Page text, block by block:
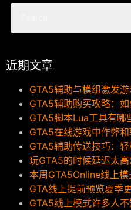
近期文章
GTA5辅助与模组激发
GTA5辅助购买攻略：
GTA5脚本Lua工具有哪
GTA5在线游戏中作弊
GTA5辅助传送技巧：
玩GTA5的时候延迟太高
本周GTA5Online线上
GTA线上提前预览夏季
GTA5线上模式许多人